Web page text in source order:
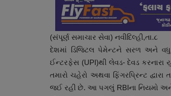
(સંપૂર્ણ સમાચાર સેવા) નવીદિલ્હી,તા.૮
દેશમાં ડિજિટલ પેમેન્ટને સરળ અને વધુ
ઈન્ટરફેસ (UPI)થી લેવડ- દેવડ કરનારા
તમારો ચહેરો અથવા ફિંગરપ્રિન્ટ
જઈ રહી છે. આ પગલું RBIના નિયમો